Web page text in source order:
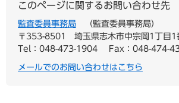
このページに関するお問い合わせ先
監査委員事務局
監査委員事務局
〒353-8501
埼玉県志木市中宗岡1丁目1
Tel：048-473-1904
Fax：048-474-
メールでのお問い合わせはこちら